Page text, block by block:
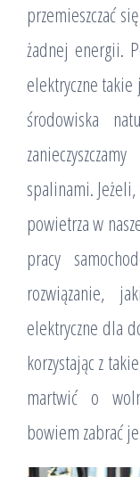
przemieszczać
żadnej energii.
elektryczne
środowiska
spalinami.
powietrza w
pracy
rozwiązanie,
elektryczne dla
korzystając z
martwić o
bowiem zabrać